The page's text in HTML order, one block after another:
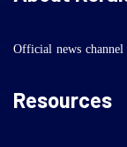
Official news
Resources